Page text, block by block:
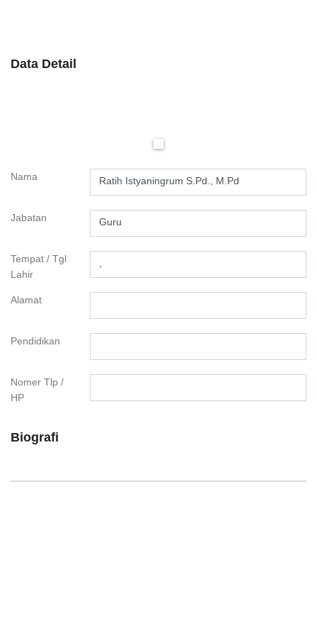
Data Detail
Nama Ratih Istyaningrum S.Pd., M.Pd
Jabatan Guru
Tempat / Tgl
Lahir
Alamat
Pendidikan
Nomer Tlp /
HP
Biografi